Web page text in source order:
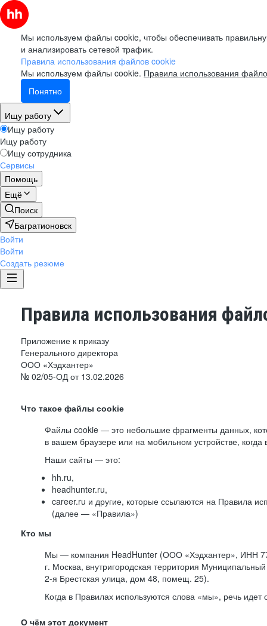
Мы используем файлы cookie, чтобы обеспечивать
и анализировать сетевой трафик.
Правила использования файлов cookie
Мы используем файлы cookie. Правила использования
Понятно
Ищу работу
Ищу работу
Ищу работу
Ищу сотрудника
Сервисы
Помощь
Ещё
Поиск
Багратионовск
Войти
Войти
Создать резюме
Правила использования
Приложение к приказу
Генерального директора
ООО «Хэдхантер»
№ 02/05-ОД от 13.02.2026
Что такое файлы cookie
Файлы cookie — это небольшие фрагменты данных,
в вашем браузере или на мобильном устройстве,
Наши сайты — это:
hh.ru,
headhunter.ru,
career.ru и другие, которые ссылаются на Правила
(далее — «Правила»)
Кто мы
Мы — компания HeadHunter (ООО «Хэдхантер», ИНН
г. Москва, внутригородская территория Муниципальный
2-я Брестская улица, дом 48, помещ. 25).
Когда в Правилах используются слова «мы», речь
О чём этот документ